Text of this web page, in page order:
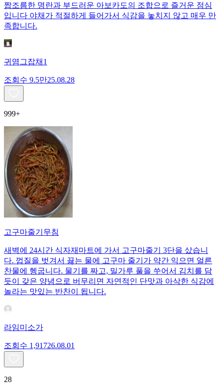
짭조름한 명란과 부드러운 아보카도의 조합으로 즐거운 점심
입니다 야채가 적절하게 들어가서 식감을 놓치지 않고 매우 만
족합니다.
귀염그잡채1
조회수 9.5만25.08.28
999+
고구마줄기무침
새벽에 24시간 식자재마트에 가서 고구마줄기 3단을 샀습니
다. 껍질을 벗겨서 끓는 물에 고구마 줄기가 약간 익으면 얼른
찬물에 헹굽니다. 물기를 짜고, 밀가루 풀을 쑤어서 김치를 담
듯이 갖은 양념으로 버무리면 자연적인 단맛과 아삭한 식감에
놀라는 맛있는 반찬이 됩니다.
라임미소가
조회수 1,91726.08.01
28